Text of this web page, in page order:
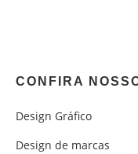
CONFIRA
Design Gráfico
Design de marcas